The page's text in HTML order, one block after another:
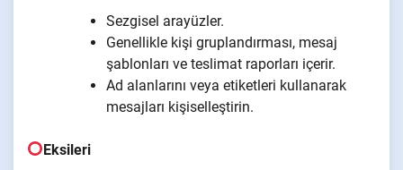
Sezgisel arayüzler.
Genellikle kişi gruplandırması, mesaj
şablonları ve teslimat raporları içerir.
Ad alanlarını veya etiketleri kullanarak
mesajları kişiselleştirin.
Eksileri